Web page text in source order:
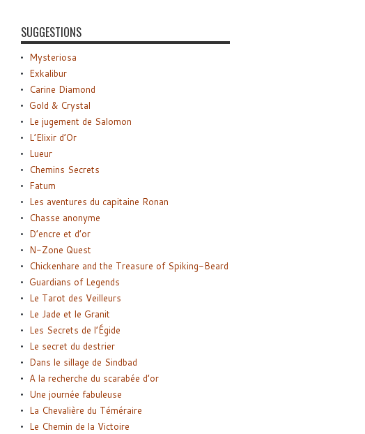
SUGGESTIONS
Mysteriosa
Exkalibur
Carine Diamond
Gold & Crystal
Le jugement de Salomon
L’Elixir d’Or
Lueur
Chemins Secrets
Fatum
Les aventures du capitaine Ronan
Chasse anonyme
D’encre et d’or
N-Zone Quest
Chickenhare and the Treasure of Spiking-Beard
Guardians of Legends
Le Tarot des Veilleurs
Le Jade et le Granit
Les Secrets de l’Égide
Le secret du destrier
Dans le sillage de Sindbad
A la recherche du scarabée d’or
Une journée fabuleuse
La Chevalière du Téméraire
Le Chemin de la Victoire